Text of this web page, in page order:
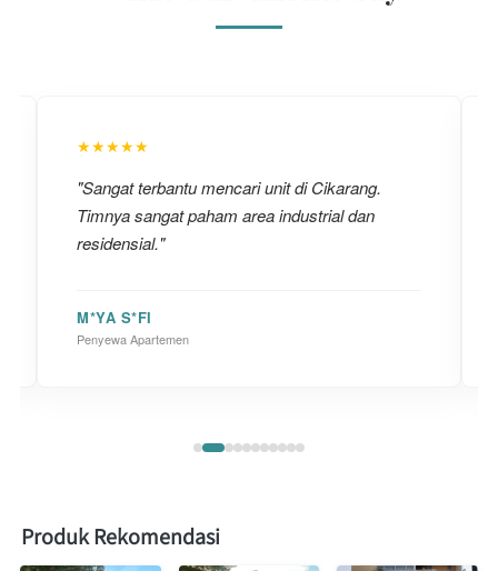
★★★★★
"Sangat terbantu mencari unit di Cikarang.
Timnya sangat paham area industrial dan
residensial."
M*YA S*FI
Penyewa Apartemen
Produk Rekomendasi